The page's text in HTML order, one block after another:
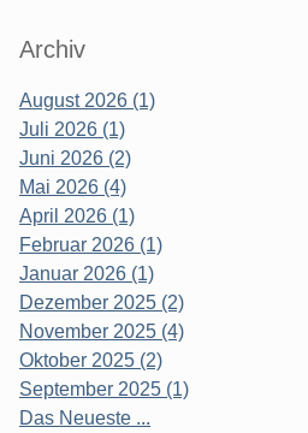
Archiv
August 2026 (1)
Juli 2026 (1)
Juni 2026 (2)
Mai 2026 (4)
April 2026 (1)
Februar 2026 (1)
Januar 2026 (1)
Dezember 2025 (2)
November 2025 (4)
Oktober 2025 (2)
September 2025 (1)
Das Neueste ...